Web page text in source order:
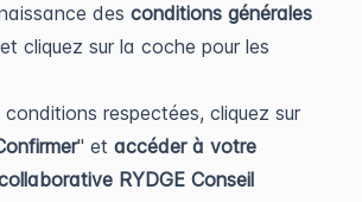
des conditions générales
et cliquez sur la coche pour les
respectées, cliquez sur
" et accéder à votre
RYDGE Conseil